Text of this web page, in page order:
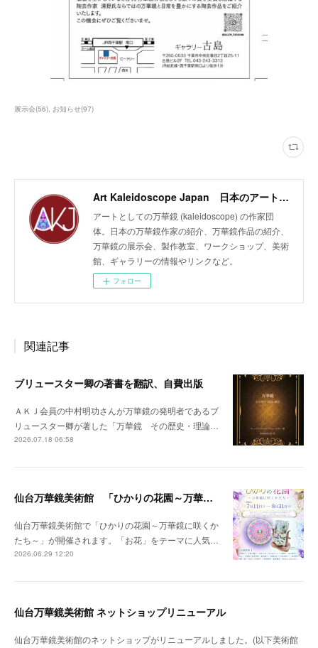
展示会(56) お知らせ(97)
Art Kaleidoscope Japan 日本のアート万華鏡の作家団体
アートとしての万華鏡 (kaleidoscope) の作家団
体。日本の万華鏡作家の紹介、万華鏡作品の紹介、
万華鏡の展示会、製作教室、ワークショップ、美術
館、ギャラリーの情報やリンクなど。
フォロー
関連記事
ブリュースター卿の著書を翻訳、自費出版
ＡＫＪ会員の中村明功さんが万華鏡の発明者であるブ
リュースター卿が著した「万華鏡 その歴史・理論…
2026.07.18 06:58
仙台万華鏡美術館 「ひかりの花園～万華鏡に咲くかたち～」開催のお知らせ
仙台万華鏡美術館で「ひかりの花園～万華鏡に咲くか
たち～」が開催されます。「お花」をテーマに人気…
2026.06.29 12:20
仙台万華鏡美術館 ネットショップリニューアル
仙台万華鏡美術館のネットショップがリニューアルしました。(以下美術館